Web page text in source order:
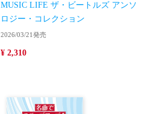
MUSIC LIFE ザ・ビートルズ アンソ
ロジー・コレクション
2026/03/21発売
¥ 2,310